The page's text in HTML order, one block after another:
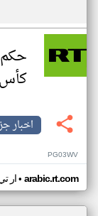
كأس
اخبار
PG03WV
ار• arabic.rt.com